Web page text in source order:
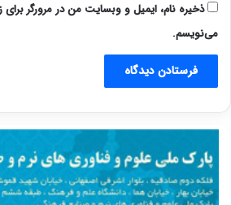
ذخیره نام، ایمیل و وبسایت من در مرورگر برای
می‌نویسم.